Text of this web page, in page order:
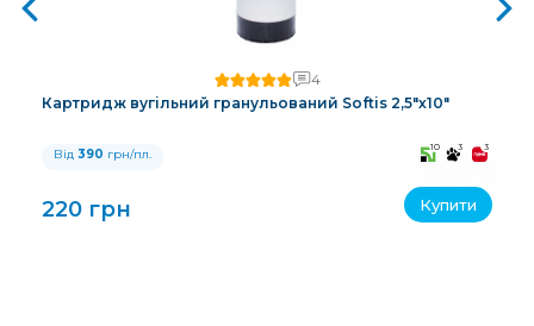
4
Картридж вугільний гранульований Softis 2,5"х10"
Від 390 грн/пл. 10 3 3
220 грн Купити